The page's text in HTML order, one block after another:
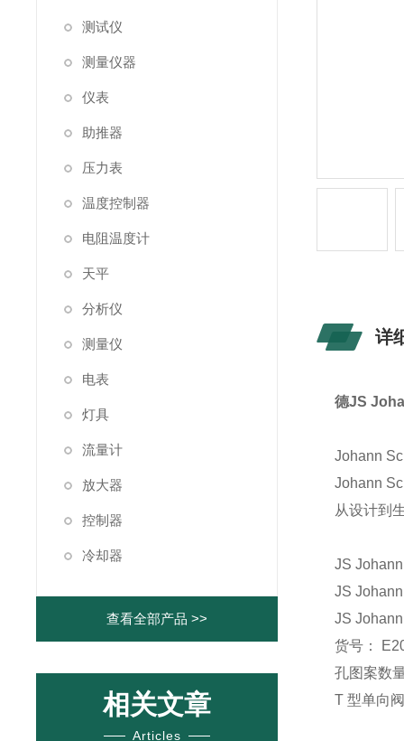
测试仪
测量仪器
仪表
助推器
压力表
温度控制器
电阻温度计
天平
分析仪
测量仪
电表
灯具
流量计
放大器
控制器
冷却器
查看全部产品 >>
相关文章
Articles
详
德JS
Johann
Johann
从设计到
JS
JS
JS
货号：
孔图案数
T 型单向